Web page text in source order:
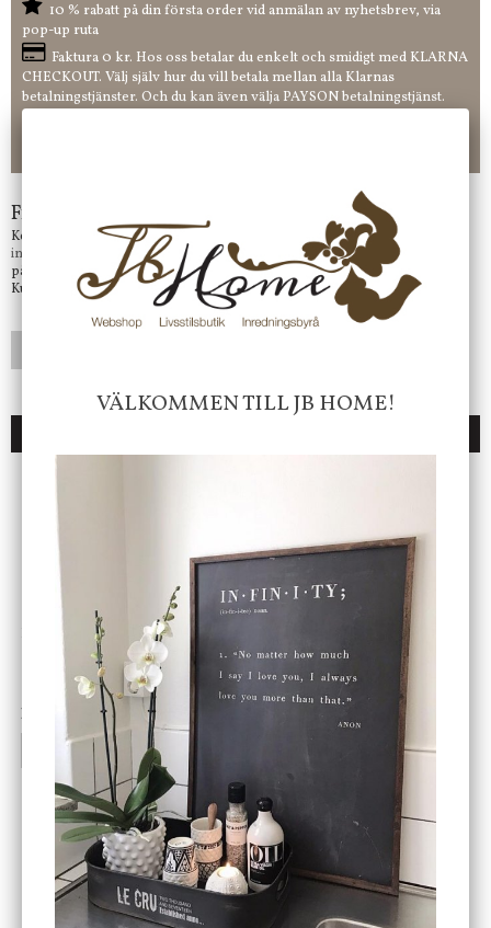
10 % rabatt på din första order vid anmälan av nyhetsbrev, via
pop-up ruta
Faktura 0 kr. Hos oss betalar du enkelt och smidigt med KLARNA
CHECKOUT. Välj själv hur du vill betala mellan alla Klarnas
betalningstjänster. Och du kan även välja PAYSON betalningstjänst.
Frågor?
Kontakta oss på
info@jbhome.se
Vi svarar
på mail så fort vi kan.
Kundtjänst telefontid öppet vardagar mellan 10.00 - 15.00
Cloudy kruka mini, vit
199 kr
KÖP
Bordslampa Mushroom
vit, Utomhus
INFO
-20%
VÄLKOMMEN TILL JB HOME!